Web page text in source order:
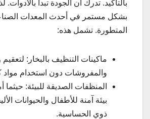
بالتأكيد. تدرك أن الجودة تبدأ بالأدوات.
بشكل مستمر في أحدث المعدات
المتطورة. تشمل هذه:
ماكينات التنظيف بالبخار:
والمفروشات دون استخدام مواد
المنظفات الصديقة للبيئة:
بيئة آمنة للأطفال والحيوانات
ذوي الحساسية.